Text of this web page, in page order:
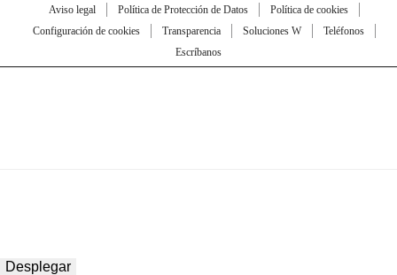
Aviso legal Política de Protección de Datos
Política de cookies
Configuración de cookies
Transparencia Soluciones W
Teléfonos
Escríbanos
Desplegar